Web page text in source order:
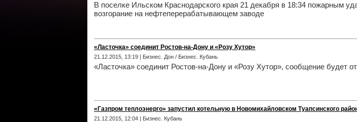
В поселке Ильском Краснодарского края 21 декабря в 18:34 пожарным
возгорание на нефтеперерабатывающем заводе
«Ласточка» соединит Ростов-на-Дону и «Розу Хутор»
21.12.2015, 13:19 | Бизнес. Дон / Бизнес. Кубань
«Ласточка» соединит Ростов-на-Дону и «Розу Хутор», сообщение будет
«Газпром теплоэнерго» запустил котельную в Новомихайловском Туапсинского
21.12.2015, 12:04 | Бизнес. Кубань